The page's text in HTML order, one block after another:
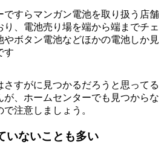
ですらマンガン電池を取り扱う店舗
、電池売り場を端から端までチェ
やボタン電池などほかの電池しか見
す
さすがに見つかるだろうと思ってる
が、ホームセンターでも見つからな
注意しましょう。
いないことも多い